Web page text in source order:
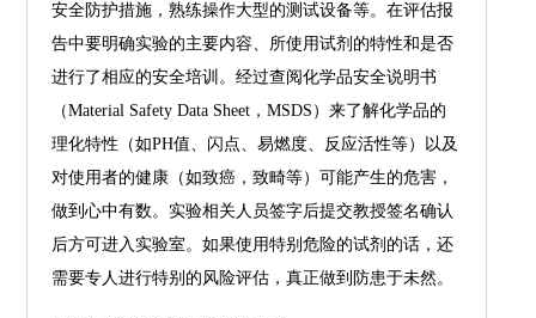
安全防护措施，熟练操作大型的测试设备等。在评估报
告中要明确实验的主要内容、所使用试剂的特性和是否
进行了相应的安全培训。经过查阅化学品安全说明书
（Material Safety Data Sheet，MSDS）来了解化学品的
理化特性（如PH值、闪点、易燃度、反应活性等）以及
对使用者的健康（如致癌，致畸等）可能产生的危害，
做到心中有数。实验相关人员签字后提交教授签名确认
后方可进入实验室。如果使用特别危险的试剂的话，还
需要专人进行特别的风险评估，真正做到防患于未然。